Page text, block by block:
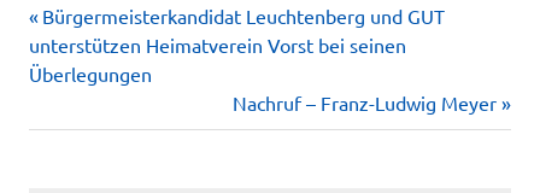
Beitragsnavigation
Vorheriger
Beitrag:
Bürgermeisterkandidat Leuchtenberg und GUT
unterstützen Heimatverein Vorst bei seinen
Überlegungen
Nächster
Beitrag:
Nachruf – Franz-Ludwig Meyer